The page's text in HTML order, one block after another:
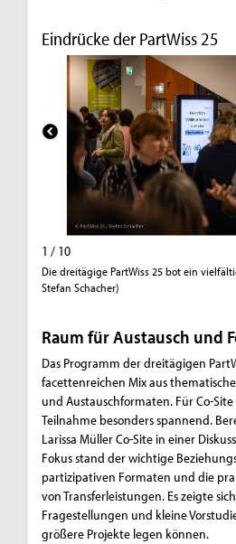
Eindrücke der PartWiss 25
1 / 10
Die dreitägige PartWiss 25 bot ein
Stefan Schacher)
Raum für Austausch und
Das Programm der dreitägigen
facettenreichen Mix aus
und Austauschformaten. Für Co-
Teilnahme besonders spannend.
Larissa Müller Co-Site in einer
Fokus stand der wichtige
partizipativen Formaten und die
von Transferleistungen. Es zeigte
Fragestellungen und kleine
größere Projekte legen können.